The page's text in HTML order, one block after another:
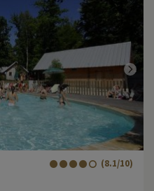
(8.1/10)